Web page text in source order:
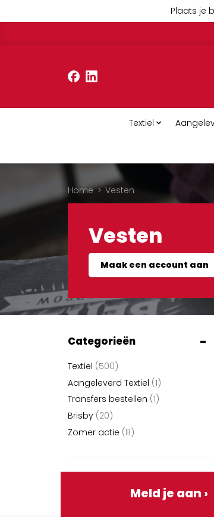
Plaats je
Textiel
Home > Vesten
Vesten
Maak een account aan
Categorieën -
Textiel (500)
Aangeleverd Textiel (1)
Transfers bestellen (1)
Brisby (20)
Zomer actie (8)
Meld je aan ›